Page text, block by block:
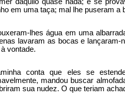
em uma taça; mal lhe puseram a
lhes água em uma
lavaram as bocas e
vontade.
conta que eles se
mandou buscar
sua nudez. O que teriam